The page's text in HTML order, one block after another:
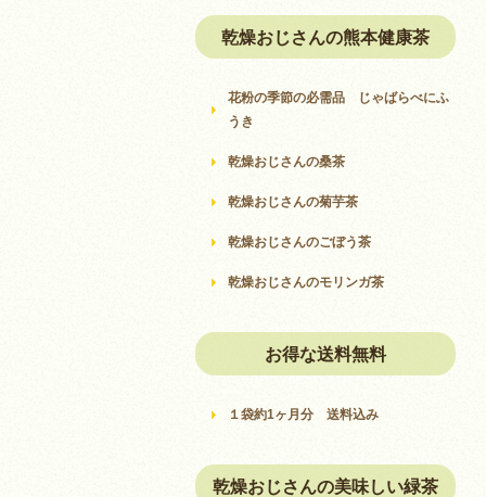
乾燥おじさんの熊本健康茶
花粉の季節の必需品 じゃばらべにふ
うき
乾燥おじさんの桑茶
乾燥おじさんの菊芋茶
乾燥おじさんのごぼう茶
乾燥おじさんのモリンガ茶
お得な送料無料
１袋約1ヶ月分 送料込み
乾燥おじさんの美味しい緑茶